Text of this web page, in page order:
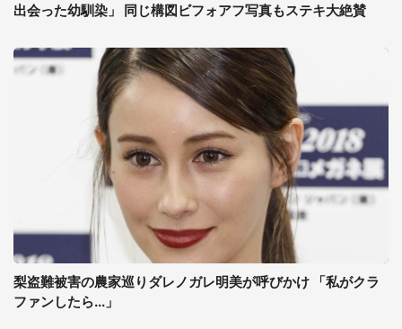
出会った幼馴染」 同じ構図ビフォアフ写真もステキ大絶賛
梨盗難被害の農家巡りダレノガレ明美が呼びかけ 「私がクラ
ファンしたら...」